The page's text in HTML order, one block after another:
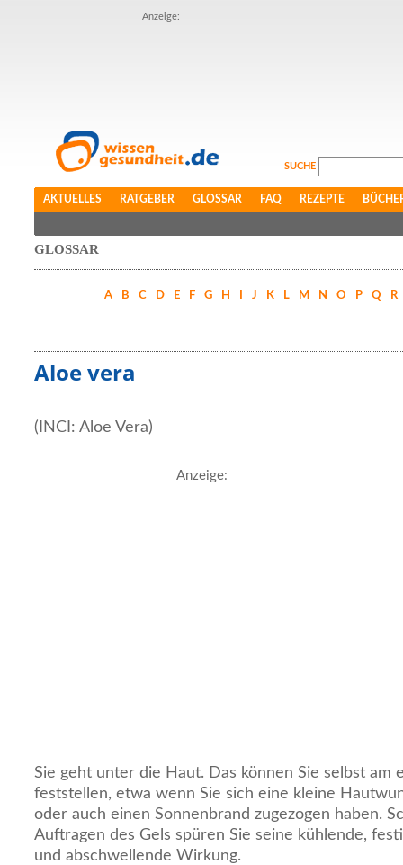
Anzeige:
SUCHE
AKTUELLES RATGEBER GLOSSAR FAQ REZEPTE
GLOSSAR
A B C D E F G H J K L M N O P Q R
Aloe vera
(INCI: Aloe Vera)
Anzeige:
Sie geht unter die Haut. Das können Sie selbst am
feststellen, etwa wenn Sie sich eine kleine
oder auch einen Sonnenbrand zugezogen haben.
Auftragen des Gels spüren Sie seine kühlende,
und abschwellende Wirkung.